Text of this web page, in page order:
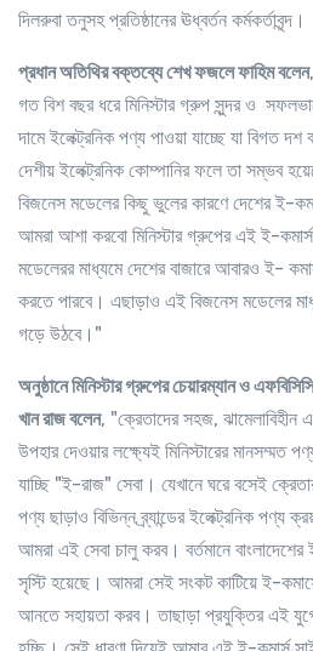
দিলরুবা তনুসহ প্রতিষ্ঠানের ঊধ্বর্তন কর্মকর্তাবৃন্দ।
প্রধান অতিথির বক্তব্যে শেখ ফজলে ফাহিম বলেন
গত বিশ বছর ধরে মিনিস্টার গ্রুপ সুন্দর ও
দামে ইলেক্ট্রনিক পণ্য পাওয়া যাচ্ছে যা বিগত
দেশীয় ইলেক্ট্রনিক কোম্পানির ফলে তা সম্ভব
বিজনেস মডেলের কিছু ভুলের কারণে দেশের ই-
আমরা আশা করবো মিনিস্টার গ্রুপের এই ই-
মডেলেরর মাধ্যমে দেশের বাজারে আবারও ই-
করতে পারবে। এছাড়াও এই বিজনেস মডেলের
গড়ে উঠবে।"
অনুষ্ঠানে মিনিস্টার গ্রুপের চেয়ারম্যান ও
খান রাজ বলেন, "ক্রেতাদের সহজ,
উপহার দেওয়ার লক্ষ্যেই মিনিস্টারের মানসম্মত
যাচ্ছি "ই-রাজ" সেবা। যেখানে ঘরে বসেই
পণ্য ছাড়াও বিভিন্ন ব্র্যান্ডের ইলেক্ট্রনিক পণ্য
আমরা এই সেবা চালু করব। বর্তমানে বাংলাদেশের
সৃস্টি হয়েছে। আমরা সেই সংকট কাটিয়ে ই-
আনতে সহায়তা করব। তাছাড়া প্রযুক্তির এই